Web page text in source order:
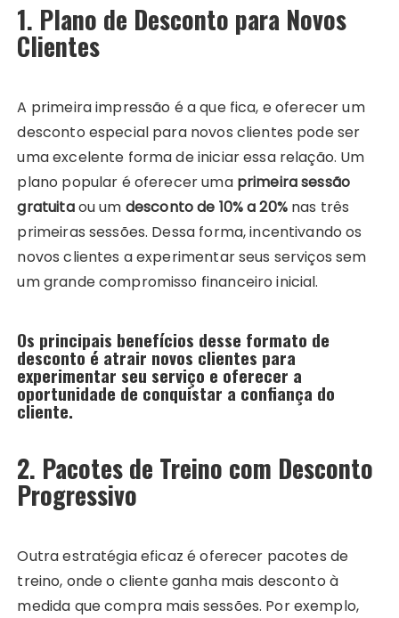
1. Plano de Desconto para Novos
Clientes
A primeira impressão é a que fica, e oferecer um
desconto especial para novos clientes pode ser
uma excelente forma de iniciar essa relação. Um
plano popular é oferecer uma primeira sessão
gratuitaou um desconto de 10% a 20%nas três
primeiras sessões. Dessa forma, incentivando os
novos clientes a experimentar seus serviços sem
um grande compromisso financeiro inicial.
Os principais benefícios desse formato de
desconto é atrair novos clientes para
experimentar seu serviço e oferecer a
oportunidade de conquistar a confiança do
cliente.
2. Pacotes de Treino com Desconto
Progressivo
Outra estratégia eficaz é oferecer pacotes de
treino, onde o cliente ganha mais desconto à
medida que compra mais sessões. Por exemplo,